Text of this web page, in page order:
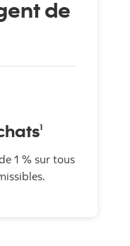
de
1
1 % sur tous